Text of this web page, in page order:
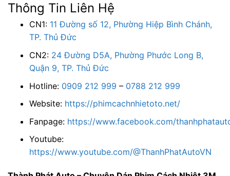
Thông Tin Liên Hệ
CN1: 11 Đường số 12, Phường Hiệp Bình Chánh,
TP. Thủ Đức
CN2: 24 Đường D5A, Phường Phước Long B,
Quận 9, TP. Thủ Đức
Hotline: 0909 212 999 – 0788 212 999
Website: https://phimcachnhietoto.net/
Fanpage: https://www.facebook.com/
Youtube:
https://www.youtube.com/@ThanhPhatAutoVN